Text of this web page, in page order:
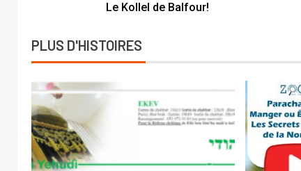
Le Kollel de Balfour!
PLUS D'HISTOIRES